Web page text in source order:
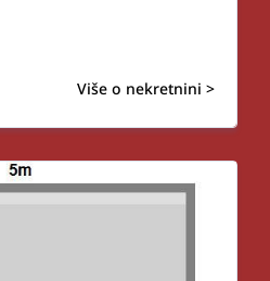
Više o nekretnini >